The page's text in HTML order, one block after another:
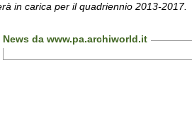
in carica per il quadriennio 2013-2017.
News da www.pa.archiworld.it